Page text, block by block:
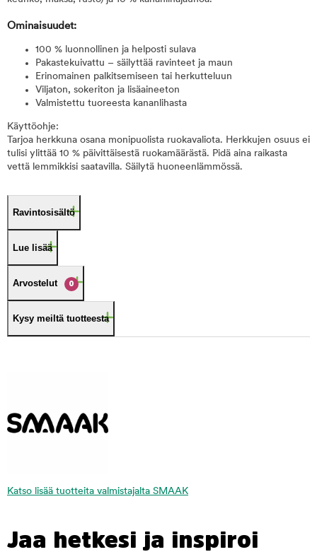
Ominaisuudet:
100 % luonnollinen ja helposti sulava
Pakastekuivattu – säilyttää ravinteet ja maun
Erinomainen palkitsemiseen tai herkutteluun
Viljaton, sokeriton ja lisäaineeton
Valmistettu tuoreesta kananlihasta
Käyttöohje:
Tarjoa herkkuna osana monipuolista ruokavaliota. Herkkujen osuus ei
tulisi ylittää 10 % päivittäisestä ruokamäärästä. Pidä aina raikasta
vettä lemmikkisi saatavilla. Säilytä huoneenlämmössä.
Ravintosisältö
Lue lisää
Arvostelut 0
Kysy meiltä tuotteesta
Katso lisää tuotteita valmistajalta SMAAK
Jaa hetkesi ja inspiroi